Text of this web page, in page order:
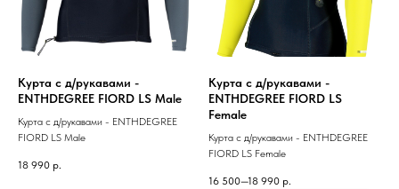
Курта с д/рукавами -
ENTHDEGREE FIORD LS Male
Курта с д/рукавами - ENTHDEGREE
FIORD LS Male
18 990 р.
Курта с д/рукавами -
ENTHDEGREE FIORD LS
Female
Курта с д/рукавами - ENTHDEGREE
FIORD LS Female
16 500—18 990 р.